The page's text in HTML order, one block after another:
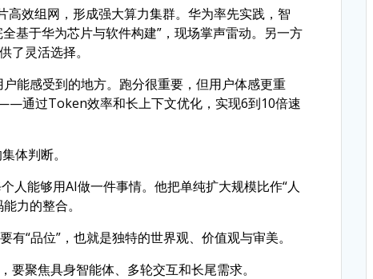
效组网，形成强大算力集群。华为率先实践，智
基于华为芯片与软件构建”，现场掌声雷动。另一方
了灵活选择。
能感受到的地方。跑分很重要，但用户体感更重
通过Token效率和长上下文优化，实现6到10倍速
体判断。
人能够用AI做一件事情。他把单纯扩大规模比作“人
力的整合。
“品位”，也就是独特的世界观、价值观与审美。
聚焦具身智能体、多轮交互和长尾需求。